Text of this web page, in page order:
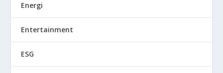
Energi
Entertainment
ESG